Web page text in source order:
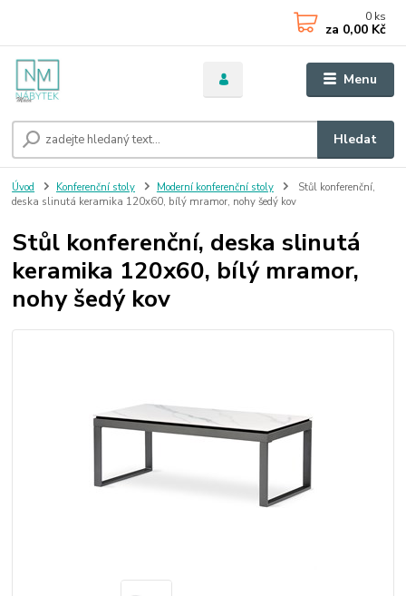
Menu
Hledat
0 ks
za 0,00 Kč
Úvod Konferenční stoly Moderní konferenční stoly
Stůl konferenční,
deska slinutá keramika 120x60, bílý mramor, nohy šedý kov
Stůl konferenční, deska slinutá
keramika 120x60, bílý mramor,
nohy šedý kov